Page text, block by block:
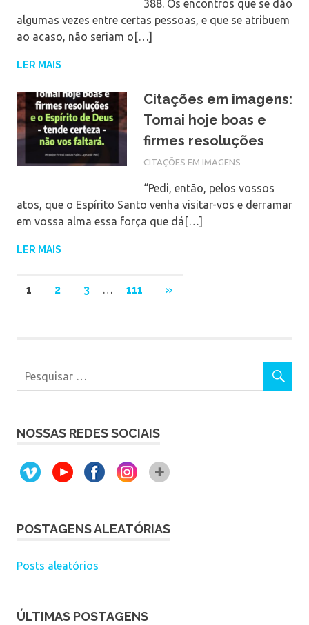
388. Os encontros que se dão
algumas vezes entre certas pessoas, e que se atribuem
ao acaso, não seriam o[…]
LER MAIS
Citações em imagens:
Tomai hoje boas e
firmes resoluções
CITAÇÕES EM IMAGENS
“Pedi, então, pelos vossos
atos, que o Espírito Santo venha visitar-vos e derramar
em vossa alma essa força que dá[…]
LER MAIS
1 2 3 … 111
NEXT
»
NOSSAS REDES SOCIAIS
POSTAGENS ALEATÓRIAS
Posts aleatórios
ÚLTIMAS POSTAGENS